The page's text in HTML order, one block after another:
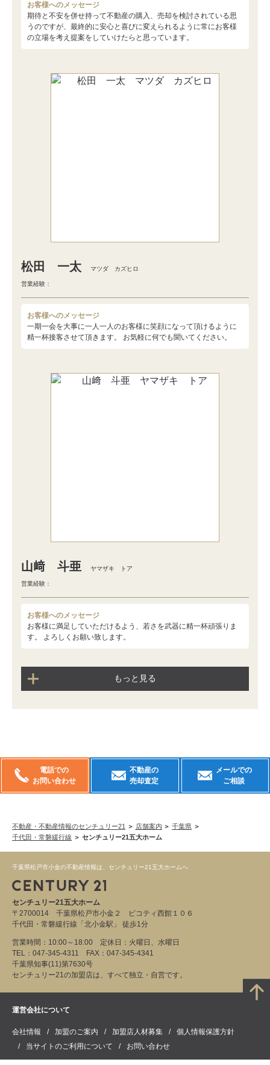
お客様へのメッセージ
期待と不安を併せ持って不動産の購入、売却を検討されている思
うのですが、最終的に安心と喜びに変えられるように常にお客様
の立場を考え提案をしていけたらと思っています。
松田 一太 マツダ カズヒロ
営業経験：
お客様へのメッセージ
一期一会を大事に一人一人のお客様に笑顔になって頂けるように
精一杯接客させて頂きます。 お気軽に何でも聞いてください。
山﨑 斗亜 ヤマザキ トア
営業経験：
お客様へのメッセージ
お客様に満足していただけるよう、若さを武器に精一杯頑張りま
す。 よろしくお願い致します。
もっと見る
電話での
お問い合わせ
不動産の
売却査定
メールでの
ご相談
不動産・不動産情報のセンチュリー21 店舗案内
千葉県
千代田・常磐緩行線
センチュリー21五大ホーム
千葉県松戸市小金の不動産情報は、センチュリー21五大ホームへ
センチュリー21五大ホーム
〒2700014 千葉県松戸市小金２ ピコティ西館１０６
千代田・常磐緩行線「北小金駅」 徒歩1分
営業時間：10:00～18:00 定休日：火曜日、水曜日
TEL：047-345-4311 FAX：047-345-4341
千葉県知事(11)第7630号
センチュリー21の加盟店は、すべて独立・自営です。
運営会社について
会社情報 加盟のご案内 加盟店人材募集
個人情報保護方針
当サイトのご利用について
お問い合わせ